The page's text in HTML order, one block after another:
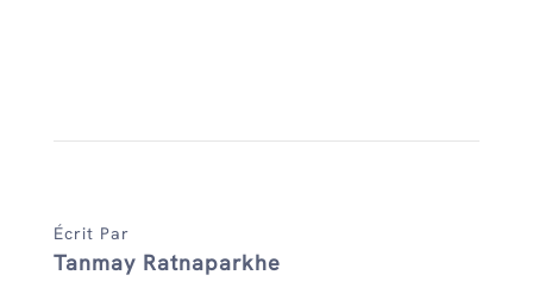
Écrit Par
Tanmay Ratnaparkhe